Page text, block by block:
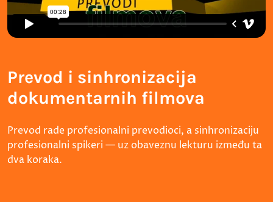
Prevod i sinhronizacija
dokumentarnih filmova
Prevod rade profesionalni prevodioci, a sinhronizaciju
profesionalni spikeri — uz obaveznu lekturu između ta
dva koraka.